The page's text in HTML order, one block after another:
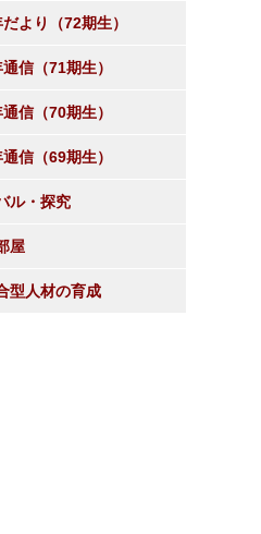
より（72期生）
信（71期生）
信（70期生）
信（69期生）
ル・探究
屋
型人材の育成